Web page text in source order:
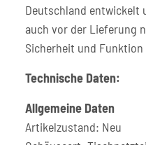
Deutschland entwickelt
auch vor der Lieferung
Sicherheit und
Technische Daten:
Allgemeine Daten
Artikelzustand: Neu